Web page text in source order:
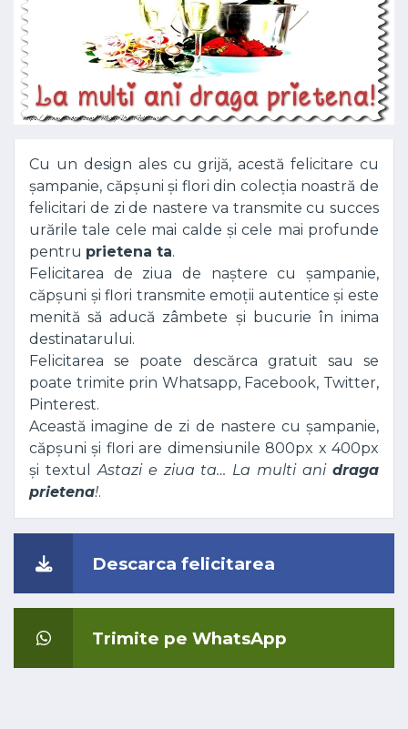
Cu un design ales cu grijă, acestă felicitare cu
șampanie, căpșuni și flori din colecția noastră de
felicitari de zi de nastere va transmite cu succes
urările tale cele mai calde și cele mai profunde
pentru prietena ta.
Felicitarea de ziua de naștere cu șampanie,
căpșuni și flori transmite emoții autentice și este
menită să aducă zâmbete și bucurie în inima
destinatarului.
Felicitarea se poate descărca gratuit sau se
poate trimite prin Whatsapp, Facebook, Twitter,
Pinterest.
Această imagine de zi de nastere cu șampanie,
căpșuni și flori are dimensiunile 800px x 400px
și textulAstazi e ziua ta… La multi anidraga
prietena!.
Descarca felicitarea
Trimite pe WhatsApp